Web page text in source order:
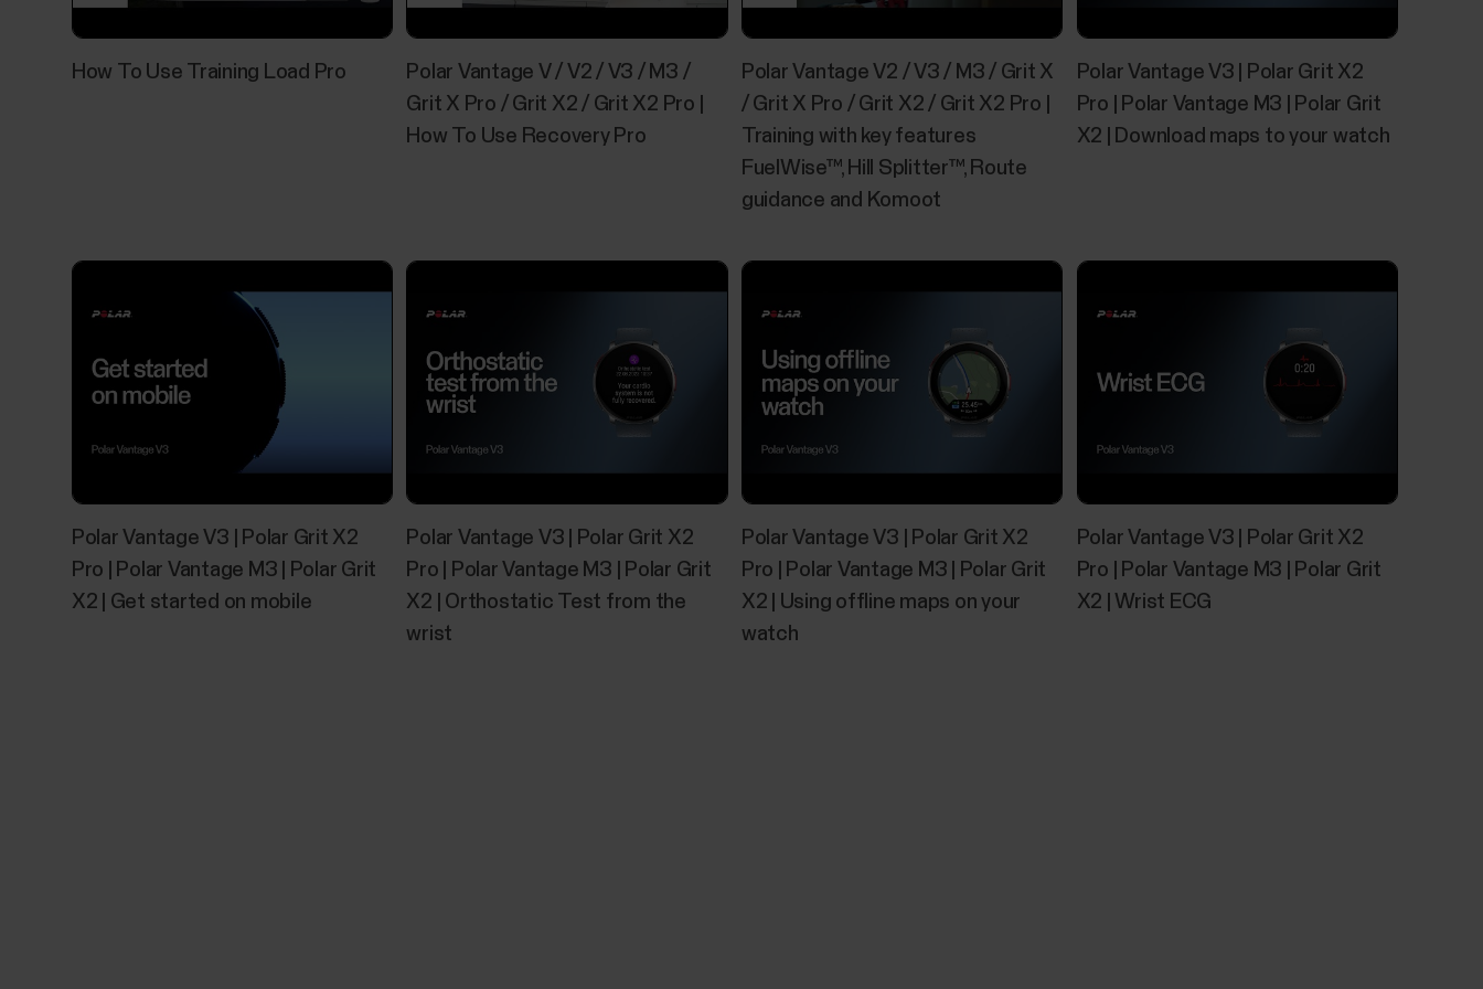
How To Use Training Load Pro
Polar Vantage V / V2 / V3 / M3 /
Grit X Pro / Grit X2 / Grit X2 Pro |
How To Use Recovery Pro
Polar Vantage V2 / V3 / M3 / Grit X
/ Grit X Pro / Grit X2 / Grit X2 Pro |
Training with key features
FuelWise™, Hill Splitter™, Route
guidance and Komoot
Polar Vantage V3 | Polar Grit X2
Pro | Polar Vantage M3 | Polar Grit
X2 | Download maps to your watch
Polar Vantage V3 | Polar Grit X2
Pro | Polar Vantage M3 | Polar Grit
X2 | Get started on mobile
Polar Vantage V3 | Polar Grit X2
Pro | Polar Vantage M3 | Polar Grit
X2 | Orthostatic Test from the
wrist
Polar Vantage V3 | Polar Grit X2
Pro | Polar Vantage M3 | Polar Grit
X2 | Using offline maps on your
watch
Polar Vantage V3 | Polar Grit X2
Pro | Polar Vantage M3 | Polar Grit
X2 | Wrist ECG